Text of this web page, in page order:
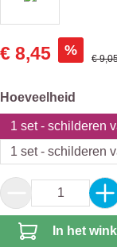
€ 8,45 %
€
Selecteer
Hoeveelheid
1 set - schilderen
1 set - schilderen
In het